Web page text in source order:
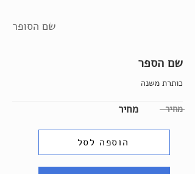
שם הסופר
שם הספר
כותרת משנה
מחיר מחיר
הוספה לסל